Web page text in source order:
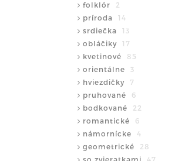
folklór
2
príroda
14
srdiečka
13
obláčiky
17
kvetinové
85
orientálne
3
hviezdičky
7
pruhované
6
bodkované
22
romantické
6
námornícke
4
geometrické
28
so zvieratkami
47